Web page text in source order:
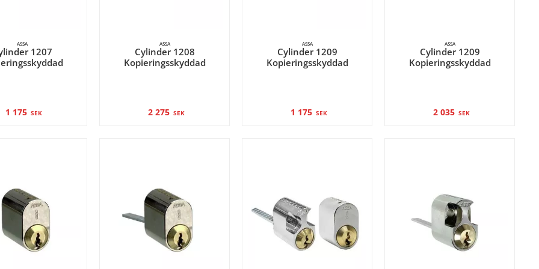
ASSA
1207
1 175 SEK
ASSA
Cylinder 1208
Kopieringsskyddad
2 275 SEK
ASSA
Cylinder 1209
Kopieringsskyddad
1 175 SEK
ASSA
Cylinder 1209
Kopieringsskyddad
2 035 SEK